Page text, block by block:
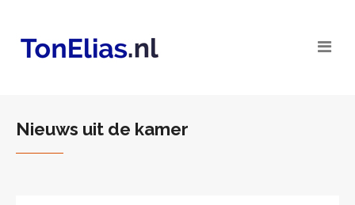
Nieuws uit de kamer